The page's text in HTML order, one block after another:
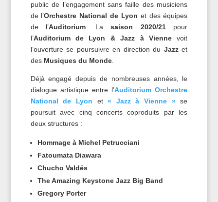
public de l’engagement sans faille des musiciens
de l’Orchestre National de Lyon et des équipes
de l’Auditorium . Lasaison 2020/21pour
l’Auditorium de Lyon & Jazz à Vienne voit
l’ouverture se poursuivre en direction du Jazzet
des Musiques du Monde.
Déjà engagé depuis de nombreuses années, le
dialogue artistique entre l’Auditorium Orchestre
National de Lyon et« Jazz à Vienne »se
poursuit avec cinq concerts coproduits par les
deux structures :
Hommage à Michel Petrucciani
Fatoumata Diawara
Chucho Valdés
The Amazing Keystone Jazz Big Band
Gregory Porter